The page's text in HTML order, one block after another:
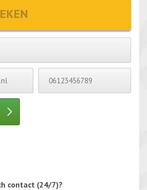
contact (24/7)?